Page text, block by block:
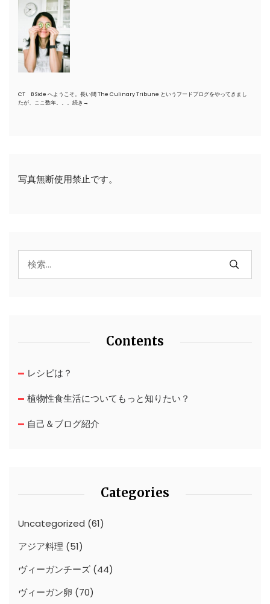
CT B Side へようこそ。長い間 The Culinary Tribune というフードブログをやってきまし
たが、ここ数年。。。 続き→
写真無断使用禁止です。
Contents
レシピは？
植物性食生活についてもっと知りたい？
自己＆ブログ紹介
Categories
Uncategorized (61)
アジア料理 (51)
ヴィーガンチーズ (44)
ヴィーガン卵 (70)